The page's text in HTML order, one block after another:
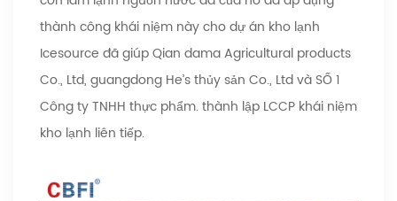
thành công khái niệm này cho dự án kho lạnh
Icesource đã giúp Qian dama Agricultural products
Co., Ltd, guangdong He’s thủy sản Co., Ltd và SỐ 1
Công ty TNHH thực phẩm. thành lập LCCP khái niệm
kho lạnh liên tiếp.